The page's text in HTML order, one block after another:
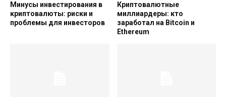
Минусы инвестирования в
криптовалюты: риски и
проблемы для инвесторов
Криптовалютные
миллиардеры: кто
заработал на Bitcoin и
Ethereum